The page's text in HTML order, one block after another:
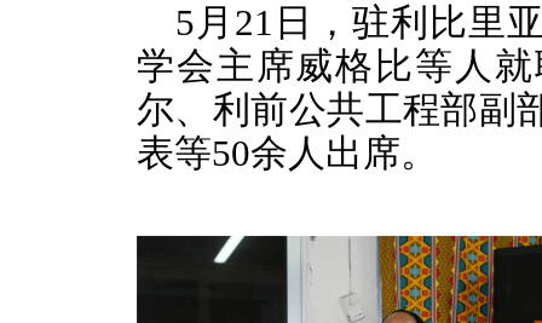
5月21日，驻利比里
学会主席威格比等人
尔、利前公共工程部副
表等50余人出席。